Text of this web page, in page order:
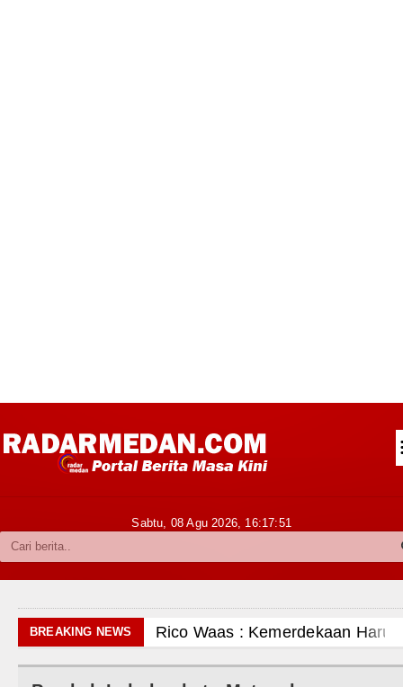
Kabupaten Karo
Sabtu, 08 Agu 2026, 16:17:52
BREAKING NEWS Rico Waas : Kemerdekaan
Kurang dari 6 Jam, Polsek